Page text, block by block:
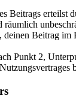
Beitrags erteilst
räumlich
deinen Beitrag im
Punkt 2,